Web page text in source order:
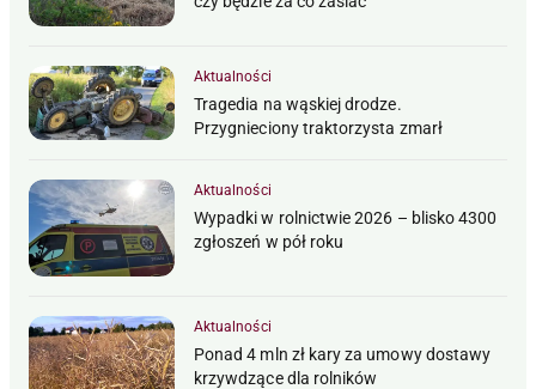
Aktualności
Tragedia na wąskiej drodze.
Przygnieciony traktorzysta zmarł
Aktualności
Wypadki w rolnictwie 2026 – blisko 4300
zgłoszeń w pół roku
Aktualności
Ponad 4 mln zł kary za umowy dostawy
krzywdzące dla rolników